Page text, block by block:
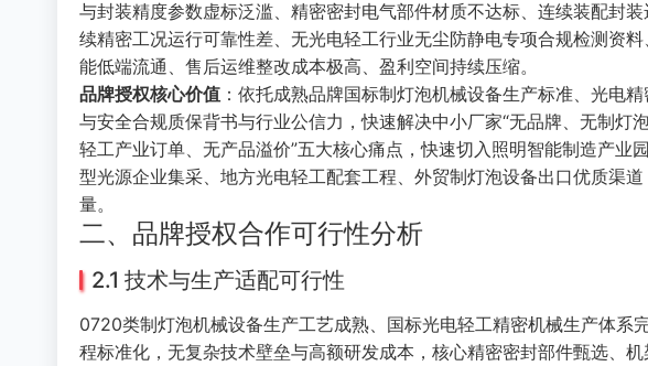
与封装精度参数虚标泛滥、精密密封电气部件材质不达标、连续装配封
续精密工况运行可靠性差、无光电轻工行业无尘防静电专项合规检测资
能低端流通、售后运维整改成本极高、盈利空间持续压缩。
品牌授权核心价值 ：依托成熟品牌国标制灯泡机械设备生产标准、光电
与安全合规质保背书与行业公信力，快速解决中小厂家“无品牌、无制灯
轻工产业订单、无产品溢价”五大核心痛点，快速切入照明智能制造产业
型光源企业集采、地方光电轻工配套工程、外贸制灯泡设备出口优质渠
量。
二、品牌授权合作可行性分析
2.1 技术与生产适配可行性
0720类制灯泡机械设备生产工艺成熟、国标光电轻工精密机械生产体系
程标准化，无复杂技术壁垒与高额研发成本，核心精密密封部件甄选、